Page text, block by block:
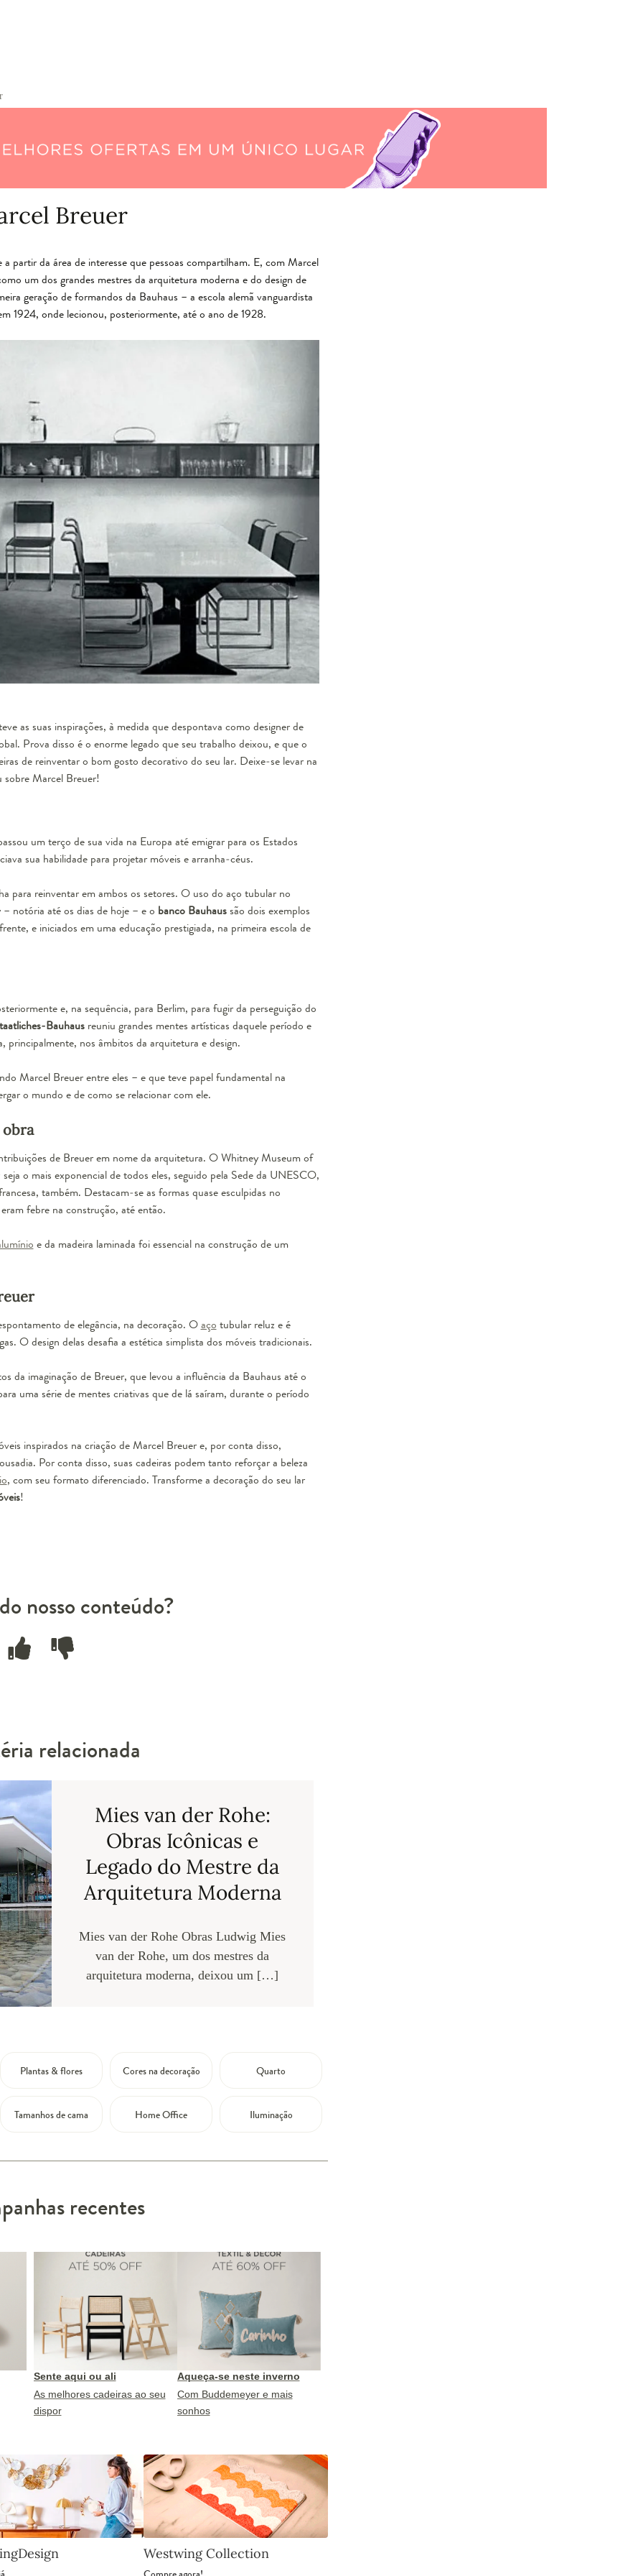
Breuer
partir da área de interesse que pessoas compartilham. E, com Marcel
um dos grandes mestres da arquitetura moderna e do design de
geração de formandos da Bauhaus – a escola alemã vanguardista
1924, onde lecionou, posteriormente, até o ano de 1928.
as suas inspirações, à medida que despontava como designer de
Prova disso é o enorme legado que seu trabalho deixou, e que o
de reinventar o bom gosto decorativo do seu lar. Deixe-se levar na
sobre Marcel Breuer!
um terço de sua vida na Europa até emigrar para os Estados
sua habilidade para projetar móveis e arranha-céus.
para reinventar em ambos os setores. O uso do aço tubular no
notória até os dias de hoje – e o banco Bauhaussão dois exemplos
e iniciados em uma educação prestigiada, na primeira escola de
e, na sequência, para Berlim, para fugir da perseguição do
Bauhausreuniu grandes mentes artísticas daquele período e
nos âmbitos da arquitetura e design.
Marcel Breuer entre eles – e que teve papel fundamental na
o mundo e de como se relacionar com ele.
obra
de Breuer em nome da arquitetura. O Whitney Museum of
o mais exponencial de todos eles, seguido pela Sede da UNESCO,
também. Destacam-se as formas quase esculpidas no
febre na construção, até então.
e da madeira laminada foi essencial na construção de um
de elegância, na decoração. Oaço tubular reluz e é
O design delas desafia a estética simplista dos móveis tradicionais.
da imaginação de Breuer, que levou a influência da Bauhaus até o
uma série de mentes criativas que de lá saíram, durante o período
inspirados na criação de Marcel Breuer e, por conta disso,
Por conta disso, suas cadeiras podem tanto reforçar a beleza
, com seu formato diferenciado. Transforme a decoração do seu lar
!
nosso conteúdo?
relacionada
Mies van der Rohe:
Obras Icônicas e
Legado do Mestre da
Arquitetura Moderna
Mies van der Rohe Obras Ludwig Mies
van der Rohe, um dos mestres da
arquitetura moderna, deixou um […]
Plantas & flores Cores na decoração Quarto
Tamanhos de cama Home Office Iluminação
recentes
Sente aqui ou ali
As melhores cadeiras ao seu
dispor
Aqueça-se neste inverno
Com Buddemeyer e mais
sonhos
Westwing Collection